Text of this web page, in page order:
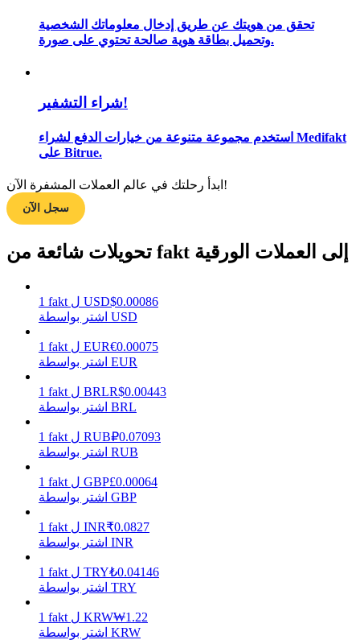
دليل المبتدئين للعقود الآجلة
استراتيجيات التداول
تعلم كيفية البقاء مربحة
يكسب
احصل على مكافآت تنافسية يوميًا
تحقق من هويتك عن طريق إدخال معلوماتك الشخصية
وتحميل بطاقة هوية صالحة تحتوي على صورة.
شراء التشفير!
استخدم مجموعة متنوعة من خيارات الدفع لشراء Medifakt
على Bitrue.
ابدأ رحلتك في عالم العملات المشفرة الآن!
سجل الآن
تحويلات شائعة من fakt إلى العملات الورقية
1 fakt ل USD$0.00086
اشتر بواسطة USD
1 fakt ل EUR€0.00075
اشتر بواسطة EUR
1 fakt ل BRLR$0.00443
اشتر بواسطة BRL
1 fakt ل RUB₽0.07093
اشتر بواسطة RUB
1 fakt ل GBP£0.00064
اشتر بواسطة GBP
1 fakt ل INR₹0.0827
اشتر بواسطة INR
1 fakt ل TRY₺0.04146
اشتر بواسطة TRY
1 fakt ل KRW₩1.22
اشتر بواسطة KRW